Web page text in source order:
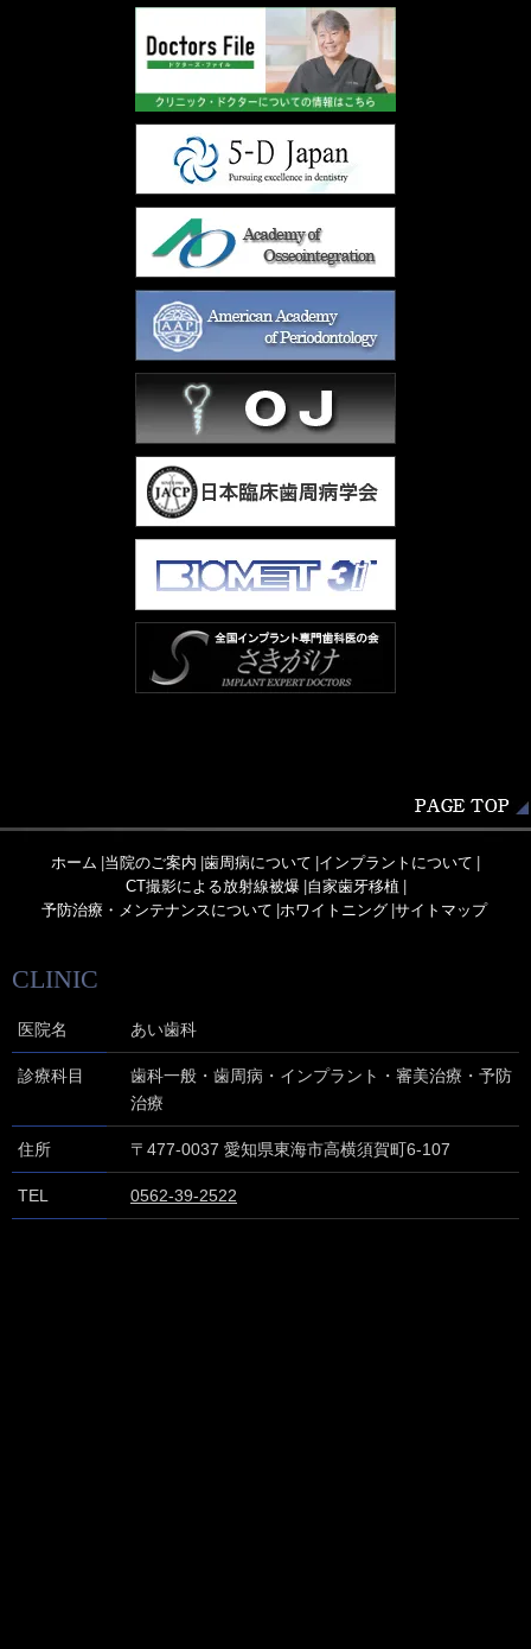
ホーム 当院のご案内 歯周病について インプラントについて
CT撮影による放射線被爆 自家歯牙移植
予防治療・メンテナンスについて ホワイトニング サイトマップ
CLINIC
医院名 あい歯科
診療科目
歯科一般・歯周病・インプラント・審美治療・予防
治療
住所 〒477-0037 愛知県東海市高横須賀町6-107
TEL 0562-39-2522